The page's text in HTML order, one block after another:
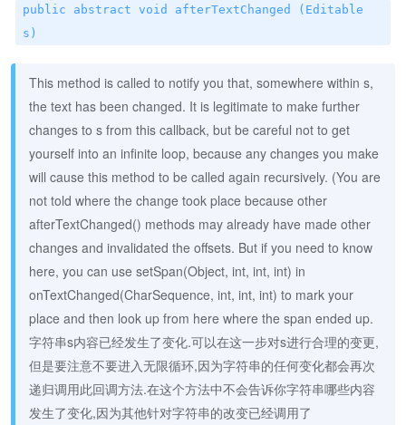
public abstract void afterTextChanged (Editable
s)
This method is called to notify you that, somewhere within s,
the text has been changed. It is legitimate to make further
changes to s from this callback, but be careful not to get
yourself into an infinite loop, because any changes you make
will cause this method to be called again recursively. (You are
not told where the change took place because other
afterTextChanged() methods may already have made other
changes and invalidated the offsets. But if you need to know
here, you can use setSpan(Object, int, int, int) in
onTextChanged(CharSequence, int, int, int) to mark your
place and then look up from here where the span ended up.
字符串s内容已经发生了变化.可以在这一步对s进行合理的变更,
但是要注意不要进入无限循环,因为字符串的任何变化都会再次
递归调用此回调方法.在这个方法中不会告诉你字符串哪些内容
发生了变化,因为其他针对字符串的改变已经调用了